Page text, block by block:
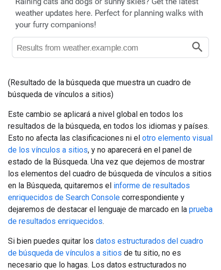
(Resultado de la búsqueda que muestra un cuadro de
búsqueda de vínculos a sitios)
Este cambio se aplicará a nivel global en todos los
resultados de la búsqueda, en todos los idiomas y países.
Esto no afecta las clasificaciones ni el otro elemento visual
de los vínculos a sitios, y no aparecerá en el panel de
estado de la Búsqueda. Una vez que dejemos de mostrar
los elementos del cuadro de búsqueda de vínculos a sitios
en la Búsqueda, quitaremos el informe de resultados
enriquecidos de Search Console correspondiente y
dejaremos de destacar el lenguaje de marcado en la prueba
de resultados enriquecidos.
Si bien puedes quitar los datos estructurados del cuadro
de búsqueda de vínculos a sitios de tu sitio, no es
necesario que lo hagas. Los datos estructurados no